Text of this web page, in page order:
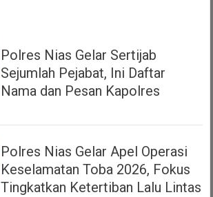
Polres Nias Gelar Sertijab
Sejumlah Pejabat, Ini Daftar
Nama dan Pesan Kapolres
Polres Nias Gelar Apel Operasi
Keselamatan Toba 2026, Fokus
Tingkatkan Ketertiban Lalu Lintas